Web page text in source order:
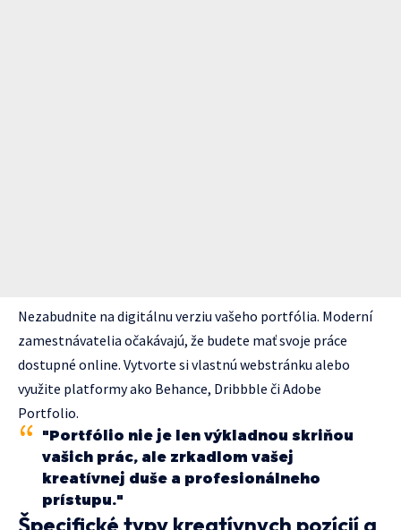
Nezabudnite na digitálnu verziu vašeho portfólia. Moderní
zamestnávatelia očakávajú, že budete mať svoje práce
dostupné online. Vytvorte si vlastnú webstránku alebo
využite platformy ako Behance, Dribbble či Adobe
Portfolio.
"Portfólio nie je len výkladnou skriňou
vašich prác, ale zrkadlom vašej
kreatívnej duše a profesionálneho
prístupu."